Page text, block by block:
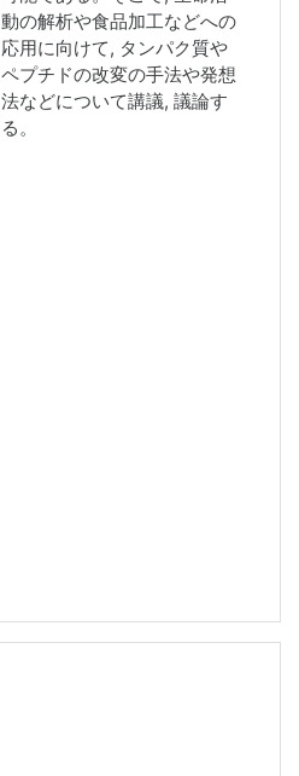
動の解析や食品加工などへの
応用に向けて, タンパク質や
ペプチドの改変の手法や発想
法などについて講議, 議論す
る。